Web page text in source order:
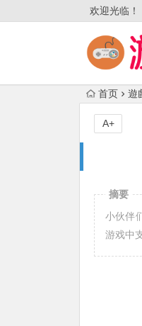
欢迎光临！
首页 遊
A+
摘要
小伙伴
游戏中